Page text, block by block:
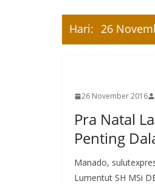
Hari: 26
26 November 2016
Pra Natal
Penting
Manado,
Lumentut SH MSi